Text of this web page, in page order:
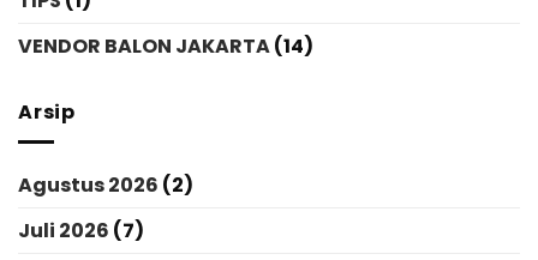
VENDOR BALON JAKARTA(14)
Arsip
Agustus 2026 (2)
Juli 2026 (7)